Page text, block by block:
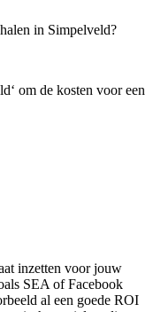
in Simpelveld?
om de kosten voor een
inzetten voor jouw
SEA of Facebook
al een goede ROI